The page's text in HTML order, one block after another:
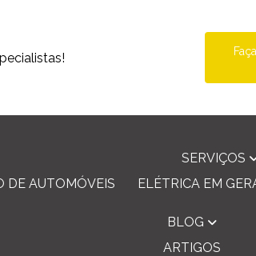
SERVIÇOS
DE AUTOMÓVEIS
ELÉTRICA EM
BLOG
ARTIGOS